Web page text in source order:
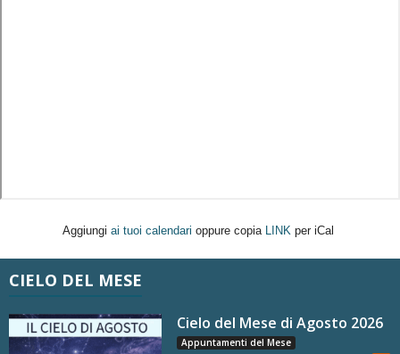
Aggiungi ai tuoi calendari oppure copia LINK per iCal
CIELO DEL MESE
Cielo del Mese di Agosto 2026
Appuntamenti del Mese